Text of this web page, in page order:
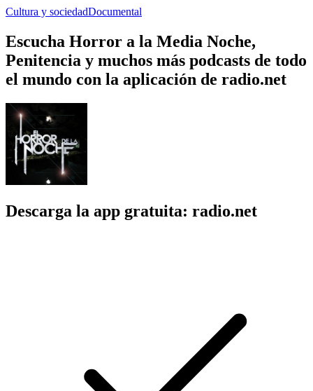
Cultura y sociedadDocumental
Escucha Horror a la Media Noche,
Penitencia y muchos más podcasts de todo
el mundo con la aplicación de radio.net
Descarga la app gratuita: radio.net